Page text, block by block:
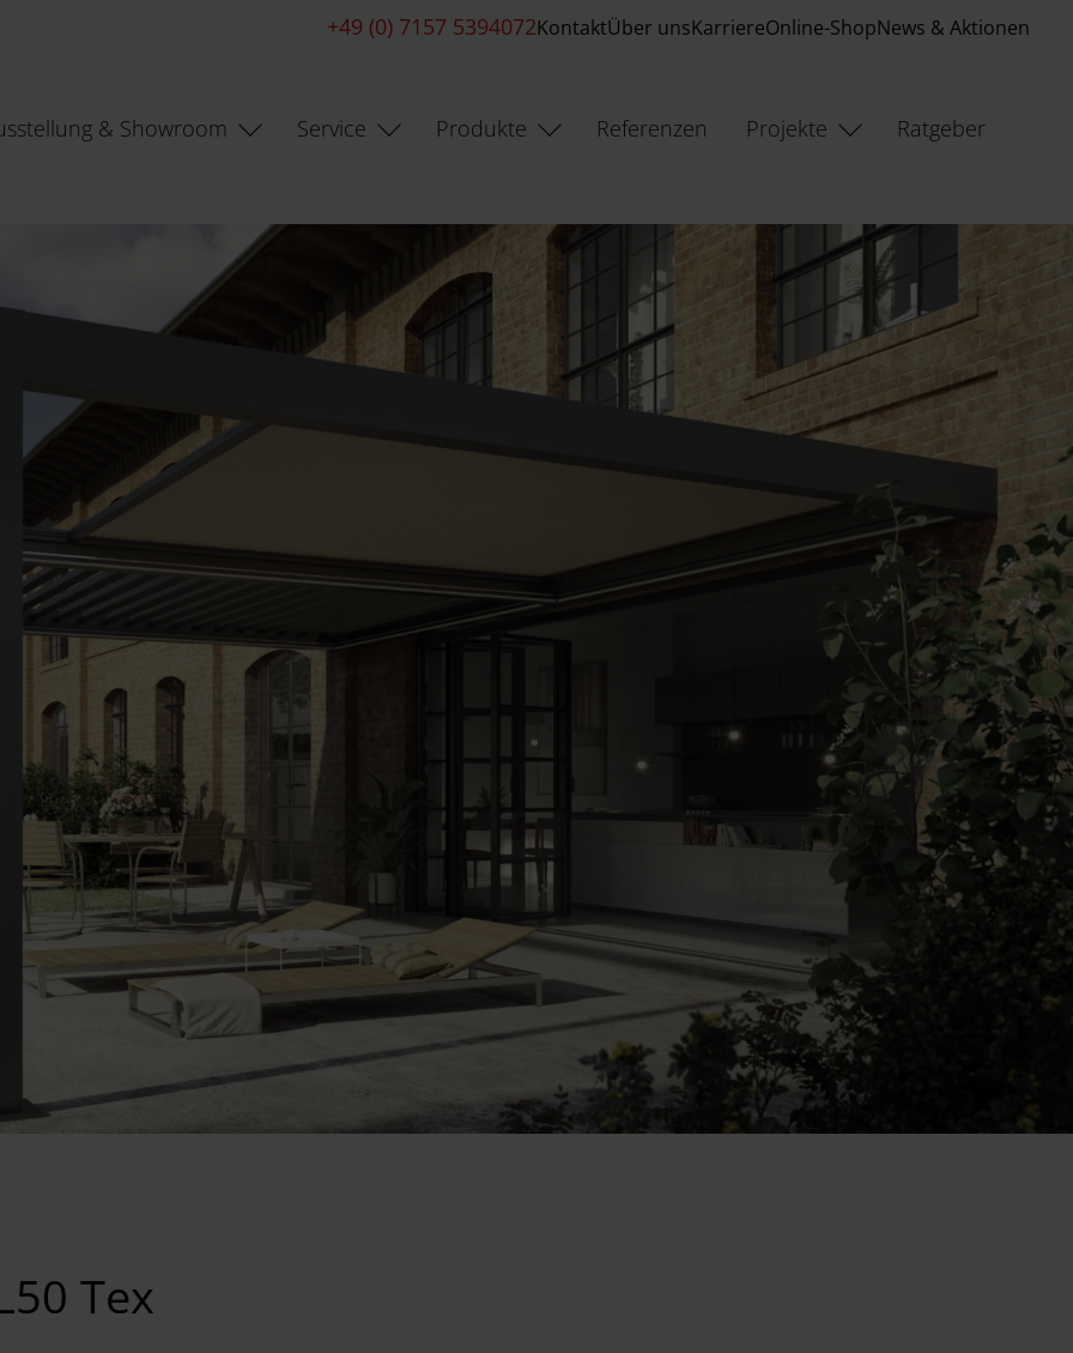
+49 (0) 7157 5394072KontaktÜber unsKarriereOnline-ShopNews & Aktionen
& Showroom Service Produkte Referenzen Projekte Ratgeber
Tex